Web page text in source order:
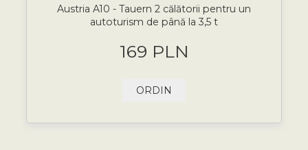
Austria A10 - Tauern 2 călătorii pentru un
autoturism de până la 3,5 t
169 PLN
ORDIN